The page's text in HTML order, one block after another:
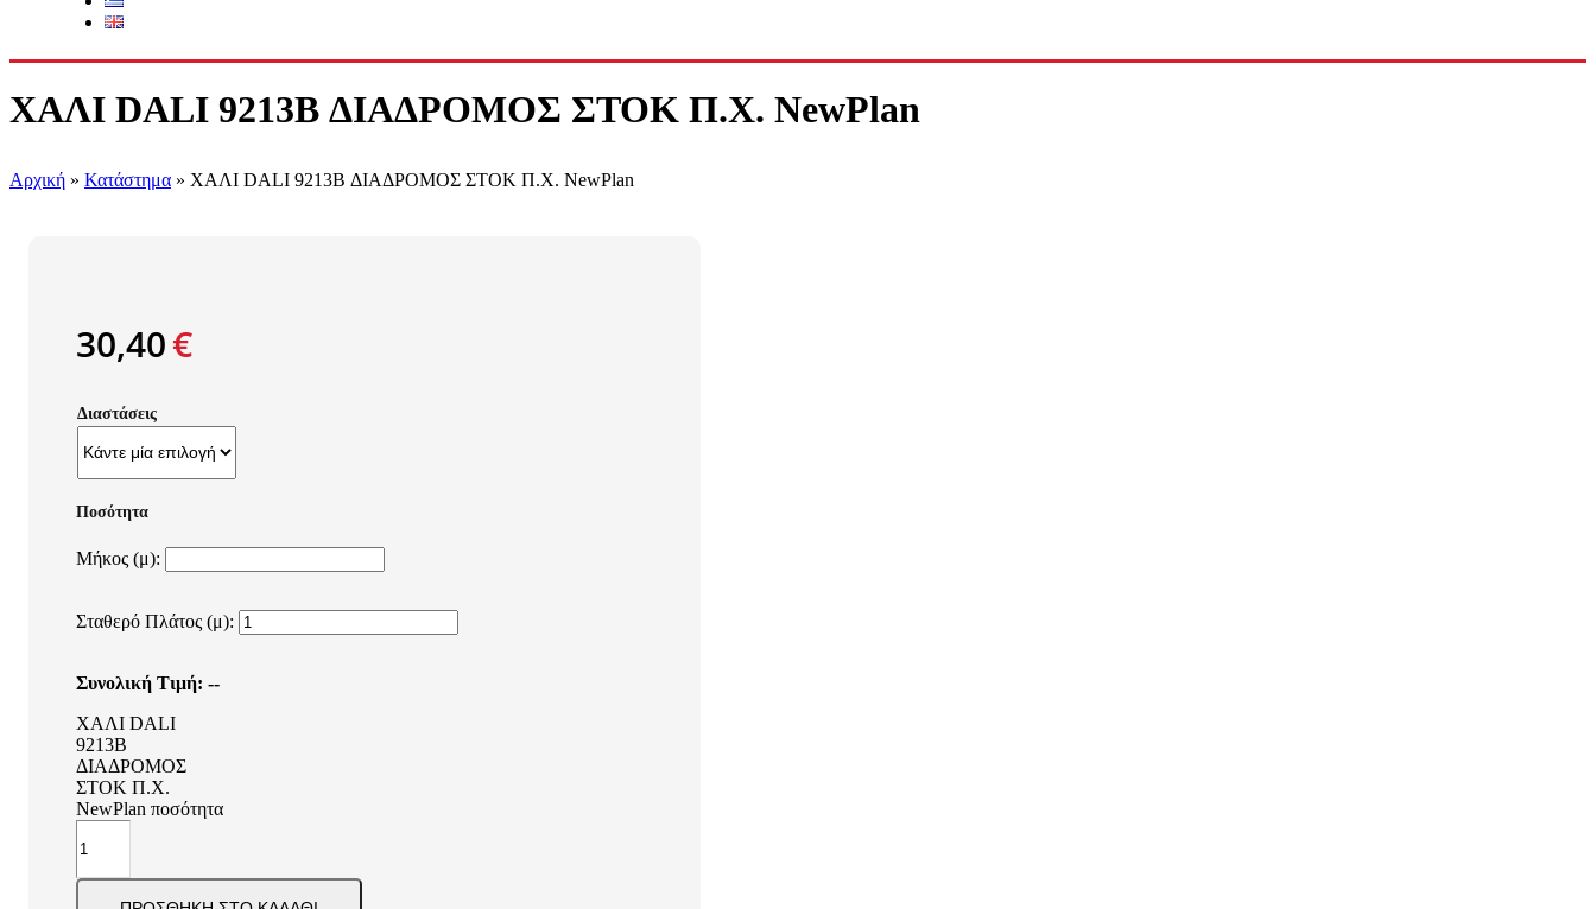
ΧΑΛΙ DALI 9213B ΔΙΑΔΡΟΜΟΣ ΣΤΟΚ Π.Χ. NewPlan
Αρχική » Κατάστημα » ΧΑΛΙ DALI 9213B ΔΙΑΔΡΟΜΟΣ ΣΤΟΚ Π.Χ. NewPlan
30,40€
Διαστάσεις
Μήκος (μ):
Σταθερό Πλάτος (μ):
Συνολική Τιμή: --
ΧΑΛΙ DALI
9213B
ΔΙΑΔΡΟΜΟΣ
ΣΤΟΚ Π.Χ.
NewPlan ποσότητα